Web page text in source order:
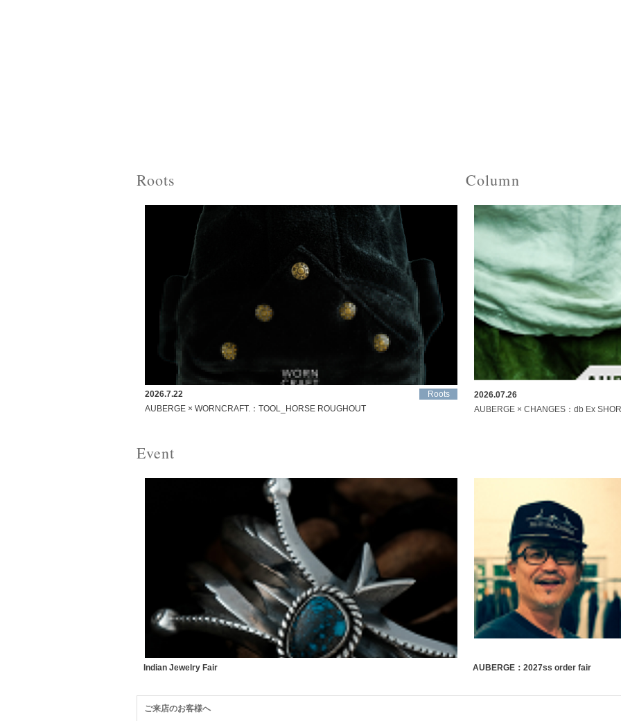
Roots
Roots
2026.7.22
AUBERGE × WORNCRAFT.：TOOL_HORSE ROUGHOUT
Column
2026.07.26
AUBERGE × CHANGES：db Ex
Event
Indian Jewelry Fair AUBERGE：2027ss order fair
ご来店のお客様へ